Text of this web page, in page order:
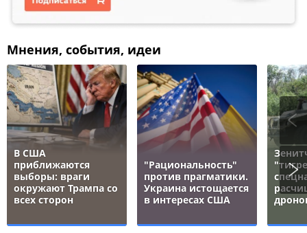
Мнения, события, идеи
В США
приближаются
выборы: враги
окружают Трампа со
всех сторон
"Рациональность"
против прагматики.
Украина истощается
в интересах США